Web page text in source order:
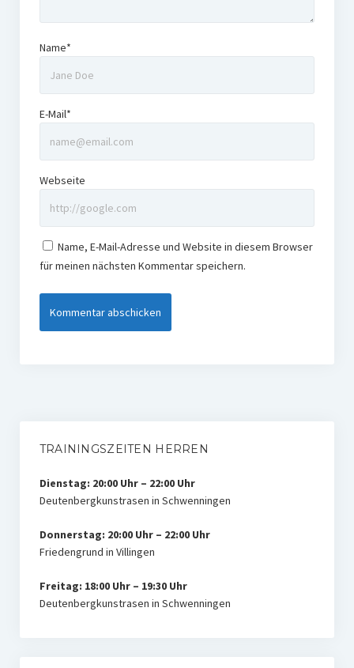
Name*
E-Mail*
Webseite
Name, E-Mail-Adresse und Website in diesem Browser
für meinen nächsten Kommentar speichern.
TRAININGSZEITEN HERREN
Dienstag: 20:00 Uhr – 22:00 Uhr
Deutenbergkunstrasen in Schwenningen
Donnerstag: 20:00 Uhr – 22:00 Uhr
Friedengrund in Villingen
Freitag: 18:00 Uhr – 19:30 Uhr
Deutenbergkunstrasen in Schwenningen